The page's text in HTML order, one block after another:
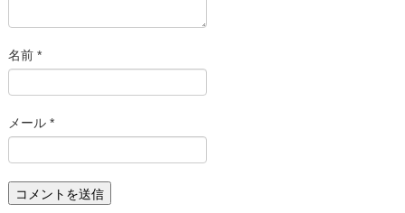
名前 *
メール *